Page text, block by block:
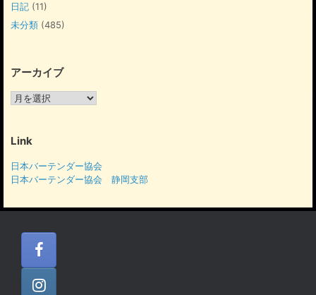
日記 (11)
未分類 (485)
アーカイブ
ア
イ
Link
日本バーテンダー協会
日本バーテンダー協会 静岡支部